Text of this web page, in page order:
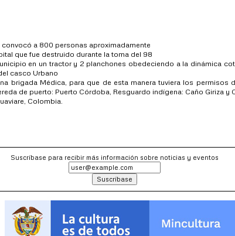
a 800 personas aproximadamente
que fue destruido durante la toma del 98
en un tractor y 2 planchones obedeciendo a la dinámica
casco Urbano
brigada Médica, para que de esta manera tuviera los permisos
de puerto: Puerto Córdoba, Resguardo indígena: Caño Giriza y
Colombia.
Suscríbase para recibir más información sobre noticias y eventos